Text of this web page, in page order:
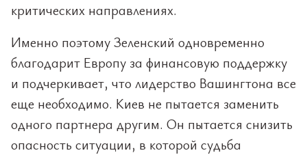
критических направлениях.
Именно поэтому Зеленский одновременно
благодарит Европу за финансовую поддержку
и подчеркивает, что лидерство Вашингтона все
еще необходимо. Киев не пытается заменить
одного партнера другим. Он пытается снизить
опасность ситуации, в которой судьба